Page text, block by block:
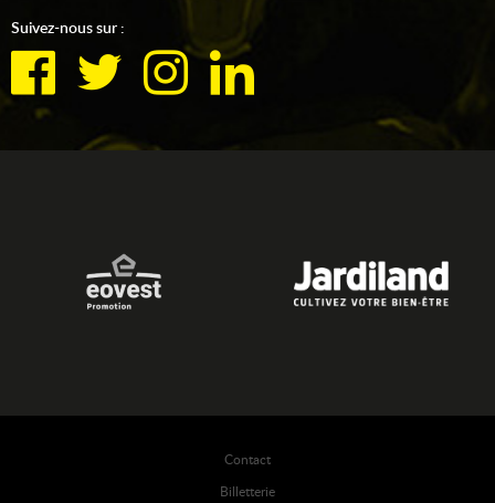
Suivez-nous sur :
Contact
Billetterie